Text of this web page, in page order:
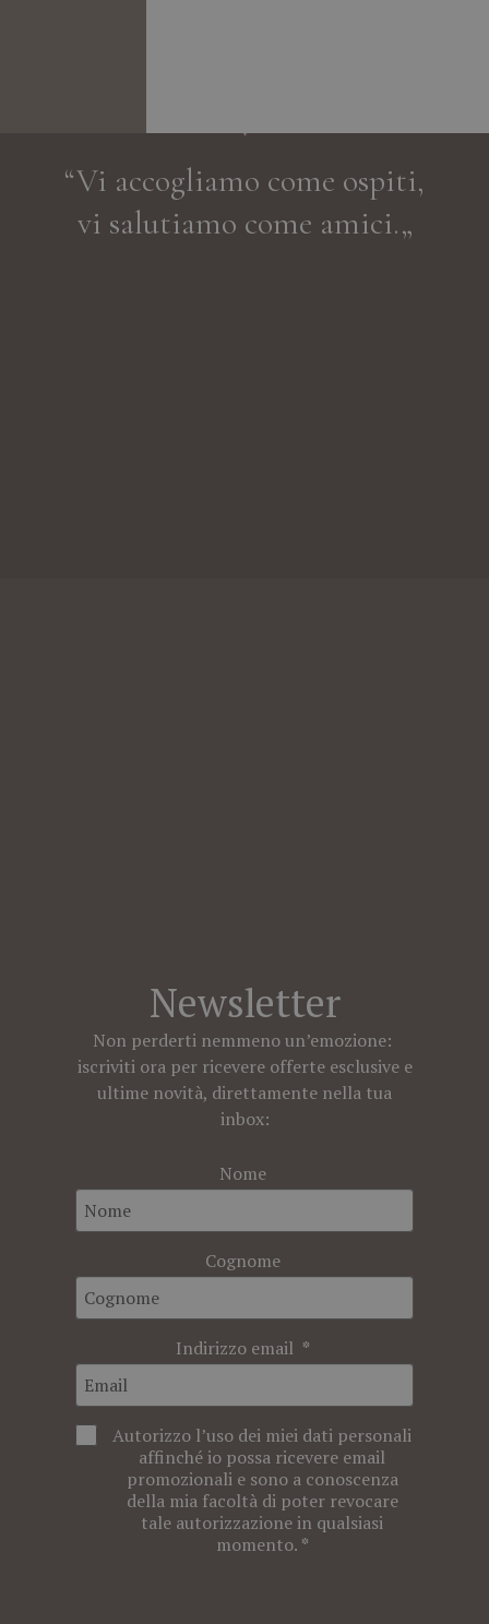
“Vi accogliamo come ospiti,
vi salutiamo come amici.„
Newsletter
Non perderti nemmeno un’emozione:
iscriviti ora per ricevere offerte esclusive e
ultime novità, direttamente nella tua
inbox:
Nome
Cognome
Indirizzo email
Autorizzo l’uso dei miei dati personali
affinché io possa ricevere email
promozionali e sono a conoscenza
della mia facoltà di poter revocare
tale autorizzazione in qualsiasi
momento.